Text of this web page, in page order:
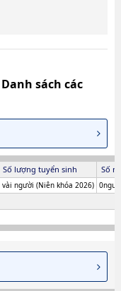
sách các
Số lượng tuyển sinh Số
vài người (Niên khóa 2026)